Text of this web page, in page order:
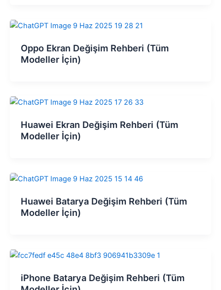
Oppo Ekran Değişim Rehberi (Tüm
Modeller İçin)
Huawei Ekran Değişim Rehberi (Tüm
Modeller İçin)
Huawei Batarya Değişim Rehberi (Tüm
Modeller İçin)
iPhone Batarya Değişim Rehberi (Tüm